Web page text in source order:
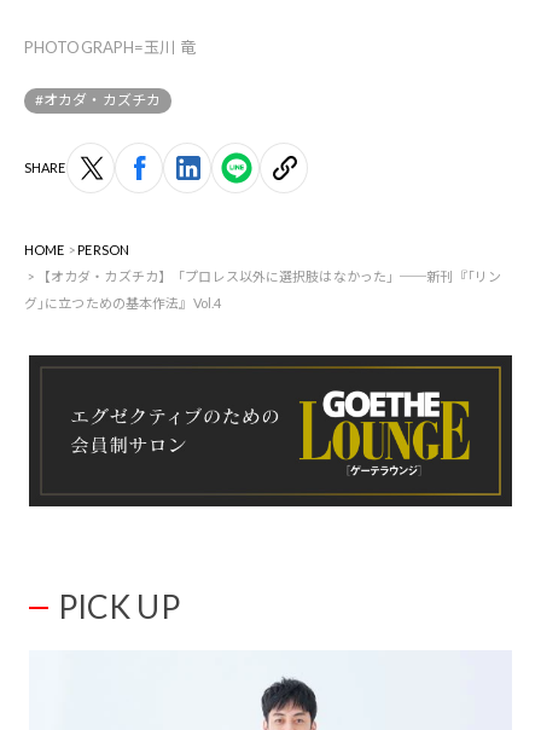
PHOTOGRAPH=玉川 竜
#オカダ・カズチカ
SHARE
HOME
PERSON
【オカダ・カズチカ】「プロレス以外に選択肢はなかった」──新刊『｢リン
グ｣に立つための基本作法』Vol.4
PICK UP